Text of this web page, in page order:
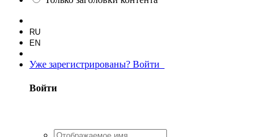
RU
EN
Уже зарегистрированы? Войти
Войти